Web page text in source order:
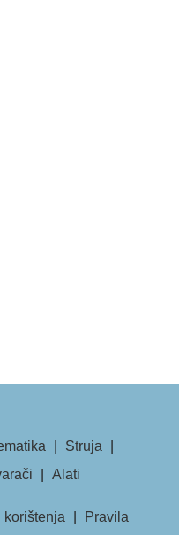
Struja
Alati
korištenja Pravila